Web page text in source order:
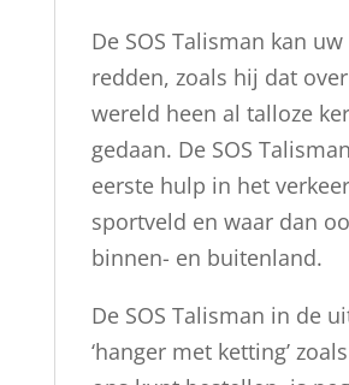
De SOS Talisman kan
redden, zoals hij dat
wereld heen al talloze
gedaan. De SOS
eerste hulp in het
sportveld en waar dan
binnen- en buitenland.
De SOS Talisman in de
‘hanger met ketting’